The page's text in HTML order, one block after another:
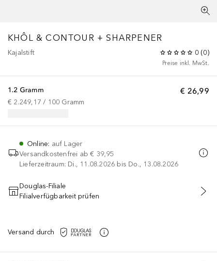
KHÔL & CONTOUR + SHARPENER
Kajalstift 0 (0)
Preise inkl. MwSt.
€ 26,99
1.2 Gramm
€ 2.249,17 / 100 Gramm
Online: auf Lager
Versandkostenfrei ab € 39,95
Lieferzeitraum: Di., 11.08.2026 bis Do., 13.08.2026
IN DEN WARENKORB
Douglas-Filiale
Filialverfügbarkeit prüfen
Versand durch